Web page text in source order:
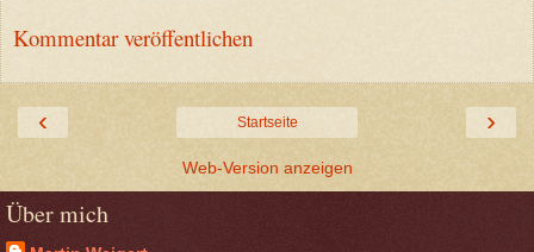
Kommentar veröffentlichen
‹ ›
Startseite
Web-Version anzeigen
Über mich